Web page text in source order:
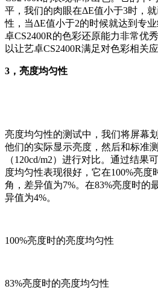
平，我们的肉眼在ΔE值小于3时，
性，当ΔE值小于2的时候就达到专
卓CS2400R的色彩还原能力非常优
以让艺卓CS2400R满足对色彩相关
3，亮度均匀性
亮度均匀性的测试中，我们将屏幕
他们的实际显示亮度，然后和标准
（120cd/m2）进行对比。通过结果
度均匀性表现很好，它在100%亮
角，差异值为7%。在83%亮度时的
异值为4%。
100%亮度时的亮度均匀性
83%亮度时的亮度均匀性